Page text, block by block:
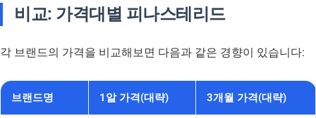
비교: 가격대별 피나스테리드
각 브랜드의 가격을 비교해보면 다음과 같은 경향이 있습니다:
브랜드명 1알 가격(대략) 3개월 가격(대략)